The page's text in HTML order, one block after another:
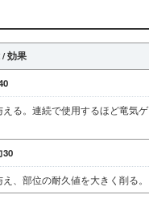
効果
る。連続で使用するほど竜気ゲ
30
、部位の耐久値を大きく削る。